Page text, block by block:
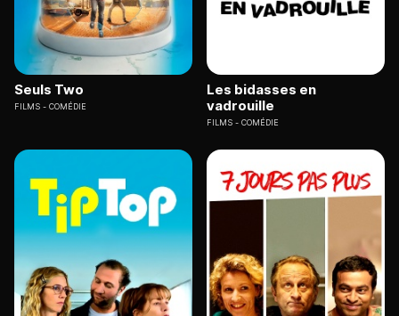
Seuls Two
FILMS COMÉDIE
Les bidasses en
vadrouille
FILMS COMÉDIE